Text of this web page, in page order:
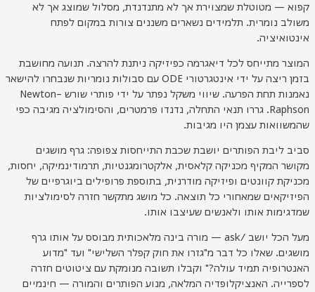
קפוא — מטוטלת שמצוירת אך לא מתנדנדת, מסלול שמוצג אך לא
משולב נומרית. תלמידים נשארים משננים צורות במקום לפתח
אינטואיציה.
המוצר מתייחס לכל דיאגרמה כפיזיקה ניתנת להרצה. תנועה מחושבת
בזמן ריצה על ידי אינטגרטורי ODE עם סבולות נומריות שנבחרו להישאר
נאמנות תחת הפרעה. שיווי משקל נפתר על ידי פותרי שורש Newton–
Raphson. גררו תנאי התחלה, נדנדו פרמטרים, והסימולציה מגיבה כפי
שהמשוואות עצמן היו מגיבות.
סביב ליבת הפותרים יושבת שכבת התייחסות צפופה: גרף מושגים
מקושר המקיף מכניקה קלאסית, אלקטרומגנטיות, תרמודינמיקה, יחסות,
מכניקת קוונטים ופיזיקה מודרנית, בתוספת פרופילים ביוגרפיים של
הפיזיקאים שמאחורי כל תוצאה. כל מושג מתקשר חזרה לסימולציות
שמדגימות אותו ולאנשים שעיצבו אותו.
מעל הכל יושב /ask — מורה בינה מלאכותית מבוסס על אותו גרף
מושגים. שאלו כל דבר מ"גזרו את חוק קפלר השלישי" ועד "מדוע
האנטרופיה תמיד עולה?" וקבלו תשובה מנומקת עם ציטוטים חזרה
לספרייה. האנציקלופדיה המלאה, מנוע הפותרים והמורה — חינמיים